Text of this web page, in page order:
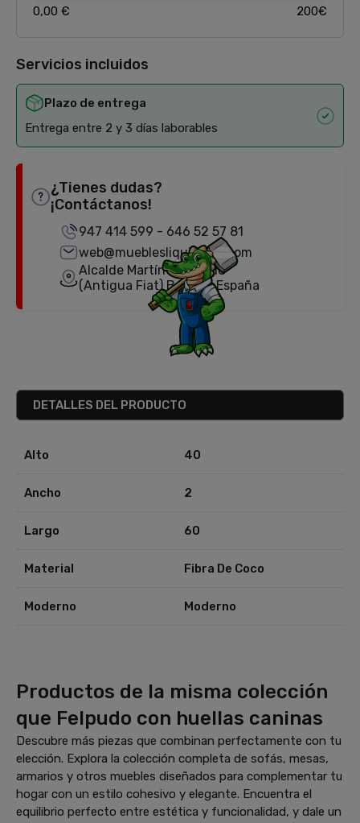
0,00 € 200€
Servicios incluidos
Plazo de entrega
Entrega entre 2 y 3 días laborables
¿Tienes dudas?
¡Contáctanos!
947 414 599 - 646 52 57 81
web@mueblesliquidator.com
Alcalde Martín Cobos, 18
(Antigua Fiat) Burgos, España
DETALLES DEL PRODUCTO
Alto 40
Ancho 2
Largo 60
Material Fibra De Coco
Moderno Moderno
Productos de la misma colección
que Felpudo con huellas caninas
Descubre más piezas que combinan perfectamente con tu
elección. Explora la colección completa de sofás, mesas,
armarios y otros muebles diseñados para complementar tu
hogar con un estilo cohesivo y elegante. Encuentra el
equilibrio perfecto entre estética y funcionalidad, y dale un